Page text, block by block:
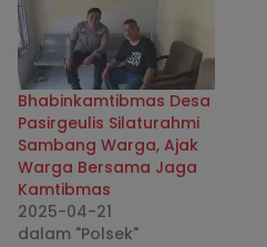
Bhabinkamtibmas Desa
Pasirgeulis Silaturahmi
Sambang Warga, Ajak
Warga Bersama Jaga
Kamtibmas
2025-04-21
dalam "Polsek"